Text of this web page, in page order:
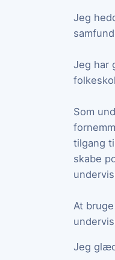
Jeg
Jeg har
Som
tilgang
skabe
At
Jeg